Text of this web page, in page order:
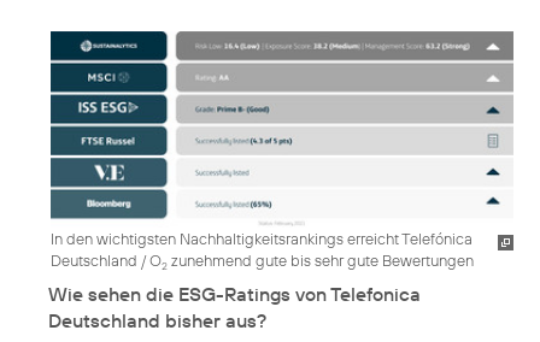
In den wichtigsten Nachhaltigkeitsrankings erreicht Telefónica
Deutschland / O2 zunehmend gute bis sehr gute Bewertungen
Wie sehen die ESG-Ratings von Telefonica
Deutschland bisher aus?